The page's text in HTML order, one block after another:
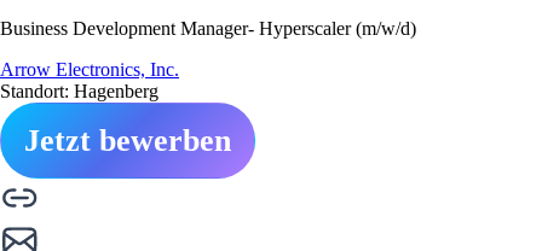
Business Development Manager- Hyperscaler (m/w/d)
Arrow Electronics, Inc.
Standort: Hagenberg
Jetzt bewerben